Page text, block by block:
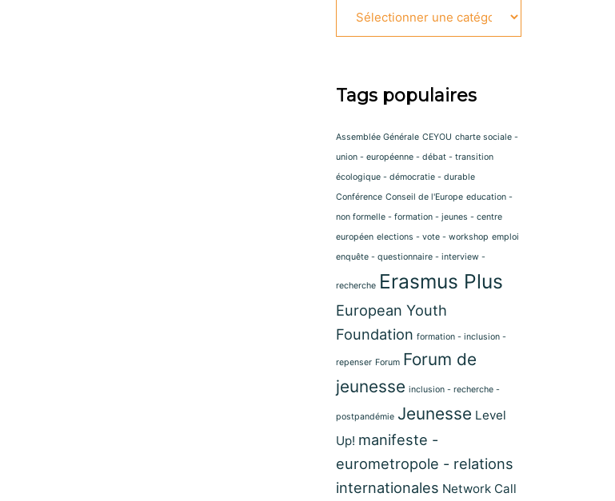
Tags populaires
Assemblée Générale CEYOU charte sociale -
union - européenne - débat - transition
écologique - démocratie - durable
Conférence Conseil de l'Europe education -
non formelle - formation - jeunes - centre
européen elections - vote - workshop emploi
enquête - questionnaire - interview -
recherche Erasmus Plus
European Youth
Foundation formation - inclusion -
repenser Forum Forum de
jeunesse inclusion - recherche -
postpandémie Jeunesse Level
Up! manifeste -
eurometropole - relations
internationales Network Call